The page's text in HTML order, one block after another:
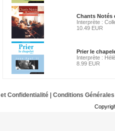
Chants Notés
Interprète :
10.49 EUR
Prier le
Interprète :
8.99 EUR
Confidentialité| Conditions Générales